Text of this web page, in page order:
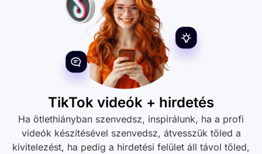
TikTok videók + hirdetés
Ha ötlethiányban szenvedsz, inspirálunk, ha a profi
videók készítésével szenvedsz, átvesszük tőled a
kivitelezést, ha pedig a hirdetési felület áll távol tőled,